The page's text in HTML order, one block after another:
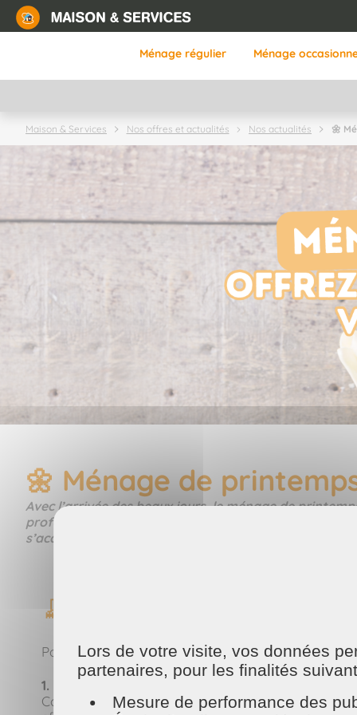
Aller
Ménage régulier Ménage
Maison & Services Nos offres et actualités Nos actualités 🌼
🌼 Ménage de
Avec l’arrivée des beaux jours, le ménage de
profondeur et retrouver un intérieur sain et agréable.
s’accumulent : un grand nettoyage permet de repartir
🧹 Les étapes clés d’un
Pour être efficace sans vous décourager, il est
1. Désencombrer votre logement
Commencez par faire le tri dans vos affaires :
Lors de votre visite, vos données
partenaires, pour les finalités
Mesure de performance des